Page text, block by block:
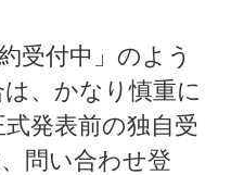
受付中」のよう
、かなり慎重に
発表前の独自受
問い合わせ登